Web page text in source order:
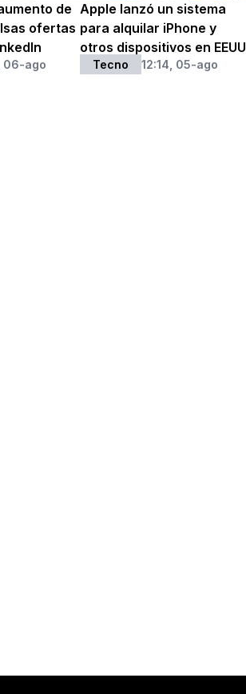
de
ofertas
06-ago
Apple lanzó un sistema
para alquilar iPhone y
otros dispositivos en EEUU
Tecno 12:14, 05-ago